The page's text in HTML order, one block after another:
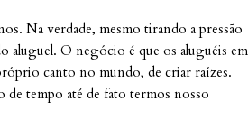
Na verdade, mesmo tirando a pressão
aluguel. O negócio é que os aluguéis em
canto no mundo, de criar raízes.
de tempo até de fato termos nosso